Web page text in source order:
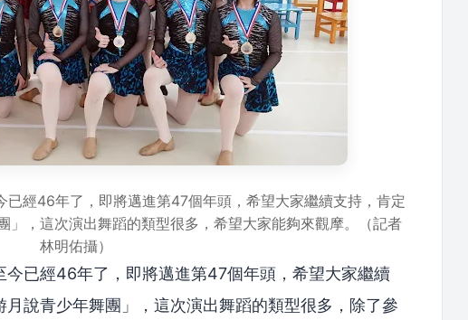
經46年了，即將邁進第47個年頭，希望大家繼續支持，肯定
」，這次演出舞蹈的類型很多，希望大家能夠來觀摩。（記者
林明佑攝）
已經46年了，即將邁進第47個年頭，希望大家繼續
說青少年舞團」，這次演出舞蹈的類型很多，除了參